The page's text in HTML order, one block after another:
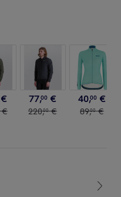
€
€
77,00 €
220,00 €
40,00 €
89,00 €